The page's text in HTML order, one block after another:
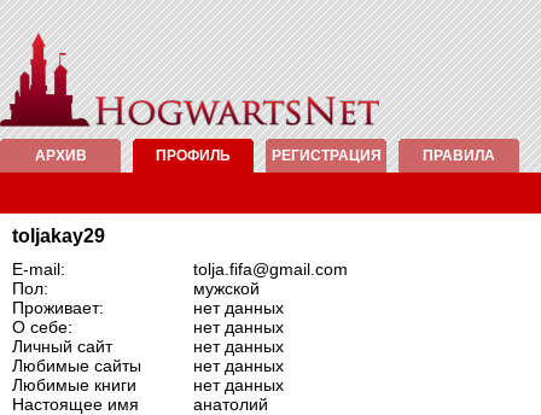
АРХИВ ПРОФИЛЬ РЕГИСТРАЦИЯ ПРАВИЛА
toljakay29
E-mail:
tolja.fifa@gmail.com
Пол:
мужской
Проживает:
нет данных
О себе:
нет данных
Личный сайт
нет данных
Любимые сайты
нет данных
Любимые книги
нет данных
Настоящее имя
анатолий